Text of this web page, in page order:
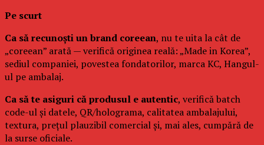
Pe scurt
Ca să recunoști un brand coreean, nu te uita la cât de
„coreean” arată — verifică originea reală: „Made in Korea”,
sediul companiei, povestea fondatorilor, marca KC, Hangul-
ul pe ambalaj.
Ca să te asiguri că produsul e autentic, verifică batch
code-ul și datele, QR/holograma, calitatea ambalajului,
textura, prețul plauzibil comercial și, mai ales, cumpără de
la surse oficiale.